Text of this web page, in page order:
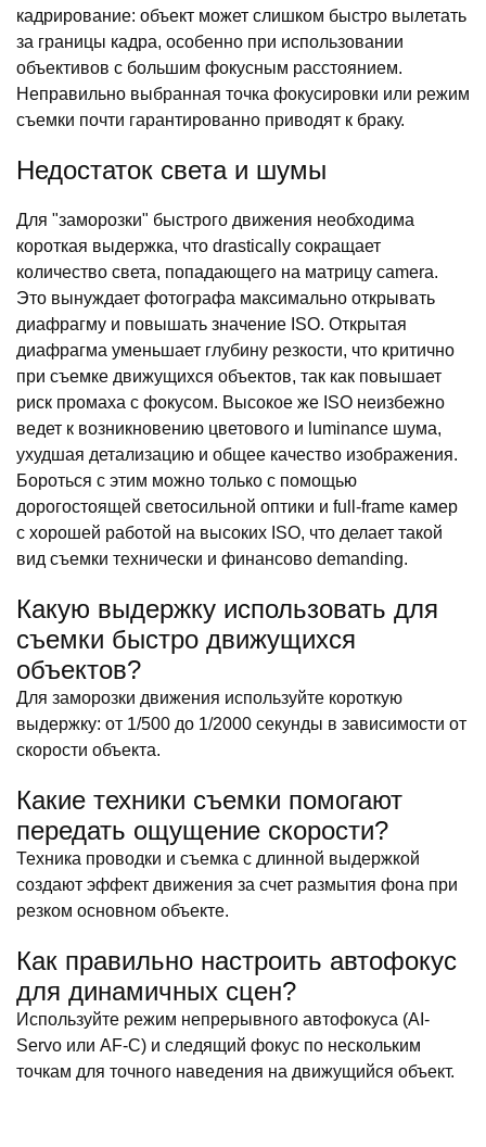
кадрирование: объект может слишком быстро вылетать
за границы кадра, особенно при использовании
объективов с большим фокусным расстоянием.
Неправильно выбранная точка фокусировки или режим
съемки почти гарантированно приводят к браку.
Недостаток света и шумы
Для "заморозки" быстрого движения необходима
короткая выдержка, что drastically сокращает
количество света, попадающего на матрицу camera.
Это вынуждает фотографа максимально открывать
диафрагму и повышать значение ISO. Открытая
диафрагма уменьшает глубину резкости, что критично
при съемке движущихся объектов, так как повышает
риск промаха с фокусом. Высокое же ISO неизбежно
ведет к возникновению цветового и luminance шума,
ухудшая детализацию и общее качество изображения.
Бороться с этим можно только с помощью
дорогостоящей светосильной оптики и full-frame камер
с хорошей работой на высоких ISO, что делает такой
вид съемки технически и финансово demanding.
Какую выдержку использовать для
съемки быстро движущихся
объектов?
Для заморозки движения используйте короткую
выдержку: от 1/500 до 1/2000 секунды в зависимости от
скорости объекта.
Какие техники съемки помогают
передать ощущение скорости?
Техника проводки и съемка с длинной выдержкой
создают эффект движения за счет размытия фона при
резком основном объекте.
Как правильно настроить автофокус
для динамичных сцен?
Используйте режим непрерывного автофокуса (AI-
Servo или AF-C) и следящий фокус по нескольким
точкам для точного наведения на движущийся объект.